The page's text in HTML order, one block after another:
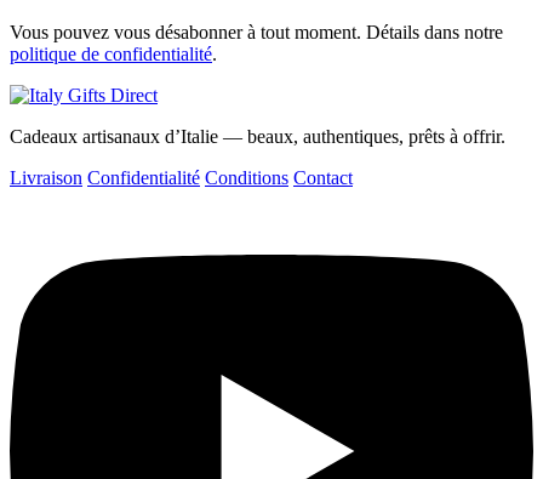
Vous pouvez vous désabonner à tout moment. Détails dans notre
politique de confidentialité.
Cadeaux artisanaux d’Italie — beaux, authentiques, prêts à offrir.
Livraison Confidentialité Conditions Contact